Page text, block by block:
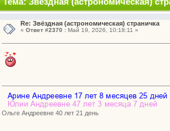
Re: Звёздная (астрономическая) страничка
« Ответ #2370 :Май 19, 2026, 10:18:11 »
Ольге Андреевне 40 лет 21 день